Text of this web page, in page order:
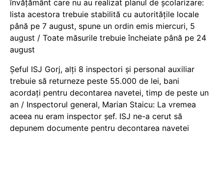
învățământ care nu au realizat planul de școlarizare:
lista acestora trebuie stabilită cu autoritățile locale
până pe 7 august, spune un ordin emis miercuri, 5
august / Toate măsurile trebuie încheiate până pe 24
august
Șeful ISJ Gorj, alți 8 inspectori și personal auxiliar
trebuie să returneze peste 55.000 de lei, bani
acordați pentru decontarea navetei, timp de peste un
an / Inspectorul general, Marian Staicu: La vremea
aceea nu eram inspector șef. ISJ ne-a cerut să
depunem documente pentru decontarea navetei